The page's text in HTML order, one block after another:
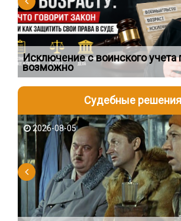
Исключение с воинского учета
возможно
Судебные решения
2026-08-05